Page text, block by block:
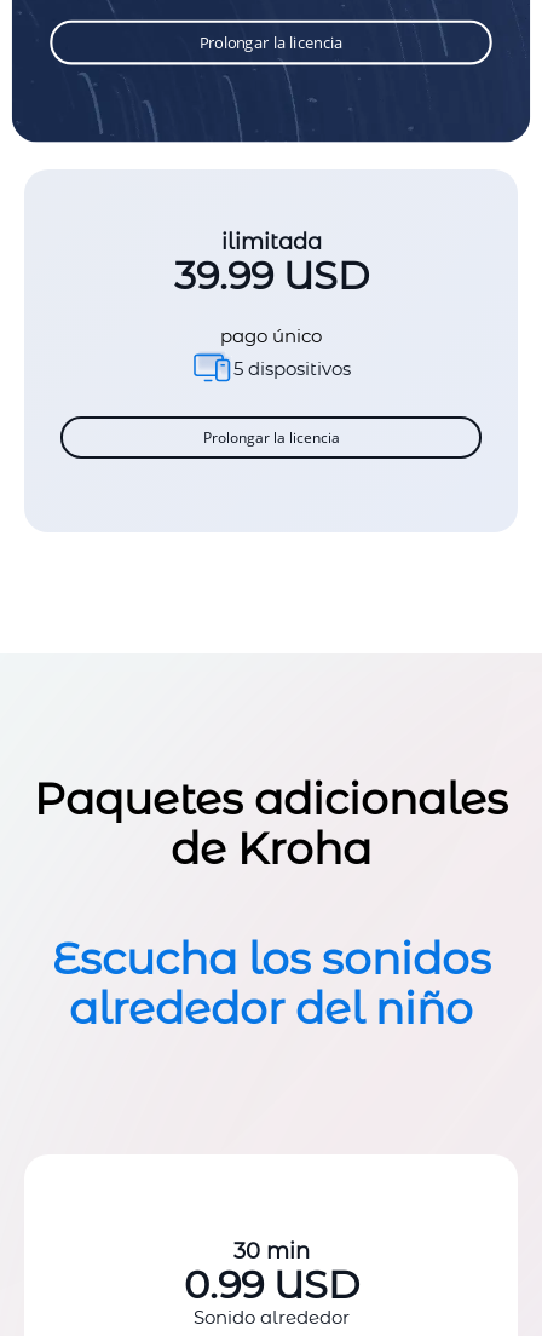
Prolongar la licencia
ilimitada
39.99 USD
pago único
5 dispositivos
Prolongar la licencia
Paquetes adicionales
de Kroha
Escucha los sonidos
alrededor del niño
30 min
0.99 USD
Sonido alrededor